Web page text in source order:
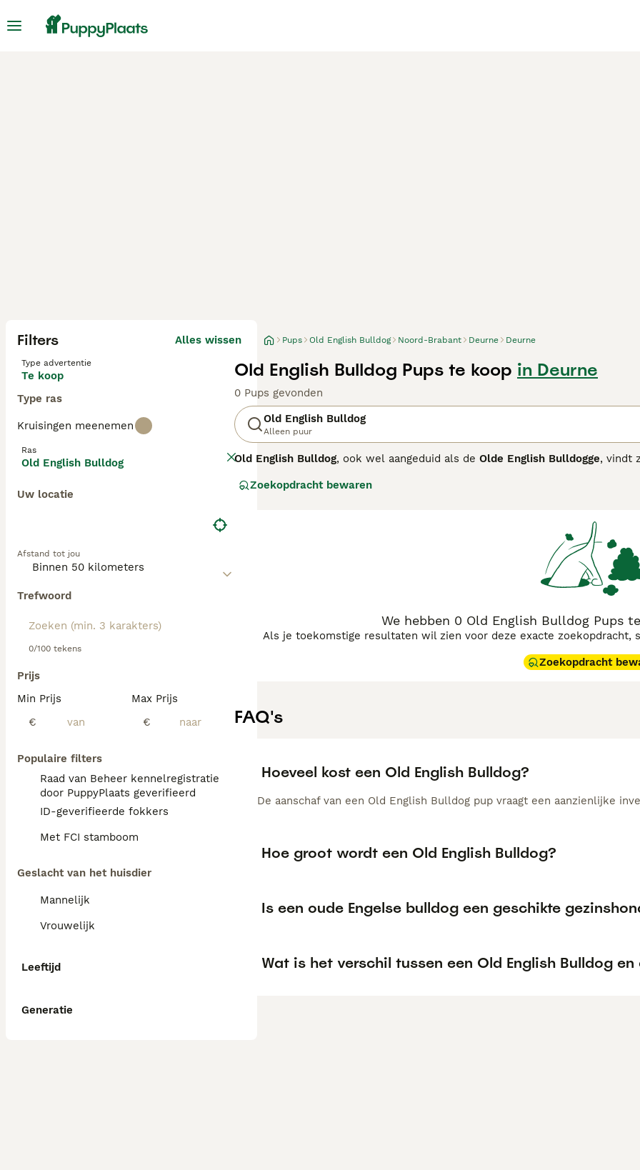
Filters Alles wissen
Type advertentie
Te koop
Type ras
Kruisingen meenemen
Ras
Old English Bulldog
Uw locatie
Afstand tot jou
Trefwoord
0/100 tekens
Prijs
Min Prijs
€
Max Prijs
€
Populaire filters
Raad van Beheer kennelregistratie
door PuppyPlaats geverifieerd
ID-geverifieerde fokkers
Met FCI stamboom
Geslacht van het huisdier
Mannelijk
Vrouwelijk
Leeftijd
Generatie
Pups Old English Bulldog Noord-Brabant Deurne Deurne
Old English Bulldog Pups te koop in Deurne
0 Pups gevonden
Old English Bulldog
Alleen puur
Old English Bulldog, ook wel aangeduid als de Olde English Bulldogge, vindt
De oorspronkelijke Old English Bulldog was moedig en vasthoudend van
en waakzaam, maar toch vriendelijk en geschikt als gezinshond. Met zijn
voor gezondheidsproblemen zoals ademhalingsmoeilijkheden die vaak bij
"old english bulldog pups te koop", "old english bulldog kopen" en "engelse
Deze woorden zijn vaak gebruikt door liefhebbers die op zoek zijn naar een
klassieke bulldog maar dan met betere gezondheid en levensvatbaarheid.
Zoekopdracht bewaren
We hebben 0 Old English Bulldog Pups
Als je toekomstige resultaten wil zien voor deze exacte zoekopdracht,
Zoekopdracht
FAQ's
Hoeveel kost een Old English Bulldog?
De aanschaf van een Old English Bulldog pup vraagt een aanzienlijke
Hoe groot wordt een Old English Bulldog?
Is een oude Engelse bulldog een geschikte
Wat is het verschil tussen een Old English Bulldog en